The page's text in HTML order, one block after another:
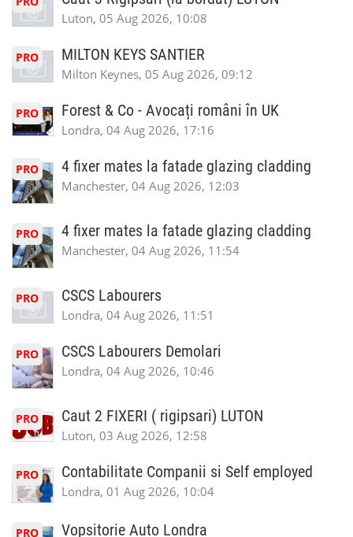
Luton, 05 Aug 2026, 10:08
PRO MILTON KEYS SANTIER
Milton Keynes, 05 Aug 2026, 09:12
PRO Forest & Co - Avocați români în UK
Londra, 04 Aug 2026, 17:16
PRO 4 fixer mates la fatade glazing cladding
Manchester, 04 Aug 2026, 12:03
PRO 4 fixer mates la fatade glazing cladding
Manchester, 04 Aug 2026, 11:54
PRO CSCS Labourers
Londra, 04 Aug 2026, 11:51
PRO CSCS Labourers Demolari
Londra, 04 Aug 2026, 10:46
PRO Caut 2 FIXERI ( rigipsari) LUTON
Luton, 03 Aug 2026, 12:58
PRO Contabilitate Companii si Self employed
Londra, 01 Aug 2026, 10:04
PRO Vopsitorie Auto Londra